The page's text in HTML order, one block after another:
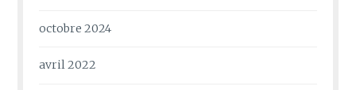
octobre 2024
avril 2022